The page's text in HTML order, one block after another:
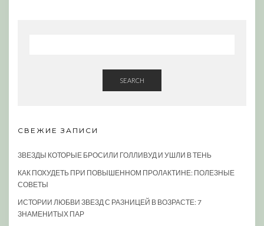
SEARCH
СВЕЖИЕ ЗАПИСИ
ЗВЕЗДЫ КОТОРЫЕ БРОСИЛИ ГОЛЛИВУД И УШЛИ В ТЕНЬ
КАК ПОХУДЕТЬ ПРИ ПОВЫШЕННОМ ПРОЛАКТИНЕ: ПОЛЕЗНЫЕ
СОВЕТЫ
ИСТОРИИ ЛЮБВИ ЗВЕЗД С РАЗНИЦЕЙ В ВОЗРАСТЕ: 7
ЗНАМЕНИТЫХ ПАР